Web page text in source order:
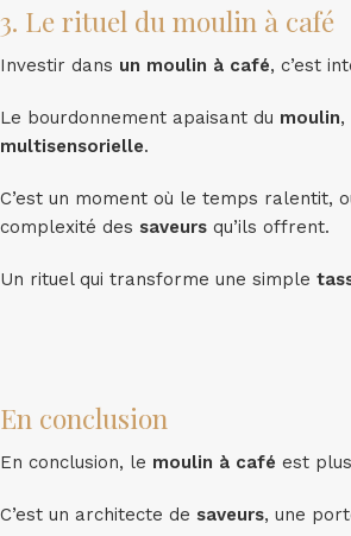
3. Le rituel du moulin à café
Investir dans un moulin à café, c’est
Le bourdonnement apaisant du moulin,
multisensorielle.
C’est un moment où le temps ralentit,
complexité des saveurs qu’ils offrent.
Un rituel qui transforme une simple
En conclusion
En conclusion, le moulin à café est
C’est un architecte de saveurs, une